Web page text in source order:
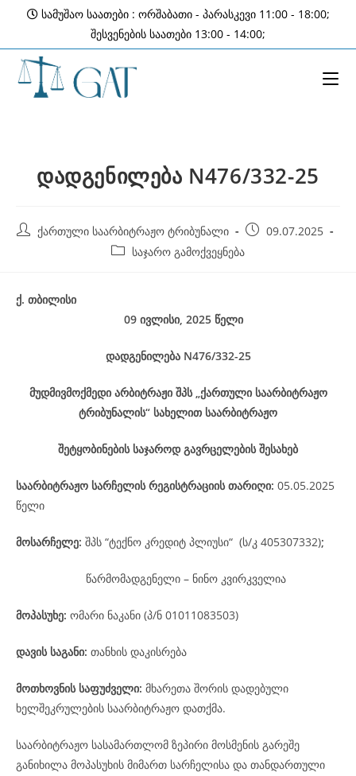
content
სამუშაო საათები : ორშაბათი - პარასკევი 11:00 - 18:00;
შესვენების საათები 13:00 - 14:00;
დადგენილება N476/332-25
Post ქართული საარბიტრაჟო ტრიბუნალი
Post09.07.2025
Post საჯარო გამოქვეყნება
ქ. თბილისი
09 ივლისი, 2025 წელი
დადგენილება N476/332-25
მუდმივმოქმედი არბიტრაჟი შპს „ქართული საარბიტრაჟო
ტრიბუნალის“ სახელით საარბიტრაჟო
შეტყობინების საჯაროდ გავრცელების შესახებ
საარბიტრაჟო სარჩელის რეგისტრაციის თარიღი: 05.05.2025
წელი
მოსარჩელე: შპს “ტექნო კრედიტ პლიუსი“ (ს/კ 405307332);
წარმომადგენელი – ნინო კვირკველია
მოპასუხე: ომარი ნაკანი (პ/ნ 01011083503)
დავის საგანი: თანხის დაკისრება
მოთხოვნის საფუძველი: მხარეთა შორის დადებული
ხელშეკრულების საარბიტრაჟო დათქმა.
საარბიტრაჟო სასამართლომ ზეპირი მოსმენის გარეშე
განიხილა მოპასუხის მიმართ სარჩელისა და თანდართული